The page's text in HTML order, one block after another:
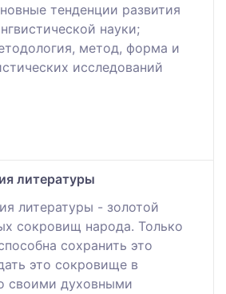
тенденции развития
науки;
метод, форма и
исследований
литературы
литературы - золотой
сокровищ народа. Только
сохранить это
это сокровище в
своими духовными